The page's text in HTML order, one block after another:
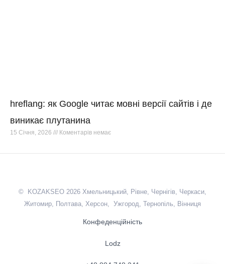
hreflang: як Google читає мовні версії сайтів і де
виникає плутанина
15 Січня, 2026 Коментарів немає
© KOZAKSEO 2026 Хмельницький, Рівне, Чернігів, Черкаси,
Житомир, Полтава, Херсон, Ужгород, Тернопіль, Вінниця
Конфеденційність
Lodz